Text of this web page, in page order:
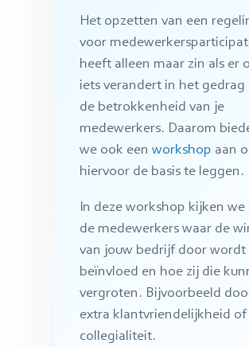
Het opzetten van een
voor
heeft alleen maar zin als er
iets verandert in het gedrag
de betrokkenheid van je
medewerkers. Daarom
we ook een workshop aan
hiervoor de basis te leggen.
In deze workshop kijken we
de medewerkers waar de
van jouw bedrijf door wordt
beïnvloed en hoe zij die
vergroten. Bijvoorbeeld
extra klantvriendelijkheid of
collegialiteit.